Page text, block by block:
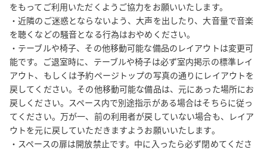
・テーブルや椅子、その他備品のレイアウトは変更可能ですが、
ご退室時に必ず元にお戻しください。
・消防設備点検をはじめ、防災ベルの鳴動や、スタッフ・管理
者・業者等の立ち入りがある可能性がありますので、予めご了承
ください。
・ご利用いただいた方向けに、当グループからのご案内をお送り
することがあります（送信拒否設定も可能です）。
【必ずご確認いただきたい事項】
・予約後に届くメール内の■■■必ずご確認ください■■■を必ずご覧
をもってご利用いただくようご協力をお願いいたします。
・近隣のご迷惑とならないよう、大声を出したり、大音量で音楽
を聴くなどの騒音となる行為はおやめください。
・テーブルや椅子、その他移動可能な備品のレイアウトは変更可
能です。ご退室時に、テーブルや椅子は必ず室内掲示の標準レイ
アウト、もしくは予約ページトップの写真の通りにレイアウトを
戻してください。その他移動可能な備品は、元にあった場所にお
戻しください。スペース内で別途指示がある場合はそちらに従っ
てください。万が一、前の利用者が戻していない場合も、レイア
ウトを元に戻していただきますようお願いいたします。
・スペースの扉は開放禁止です。中に入ったら必ず閉めてくださ